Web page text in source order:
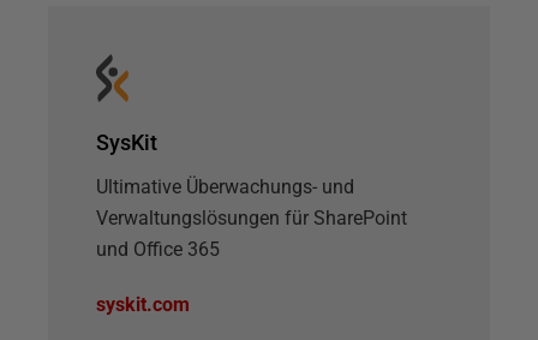
SysKit
Ultimative Überwachungs- und
Verwaltungslösungen für SharePoint
und Office 365
syskit.com